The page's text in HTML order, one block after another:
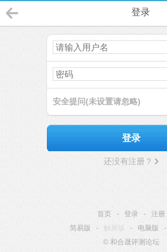
登录
安全提问(未设置请忽略)
登录
还没有注册？
首页 - 登录 -
注册
简易版
- 触屏版 - 电脑版 -
© 和合晟评测论坛